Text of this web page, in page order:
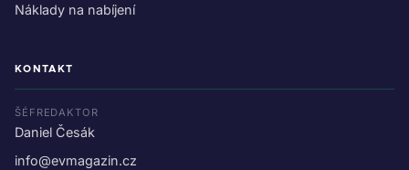
Náklady na nabíjení
KONTAKT
ŠÉFREDAKTOR
Daniel Česák
info@evmagazin.cz